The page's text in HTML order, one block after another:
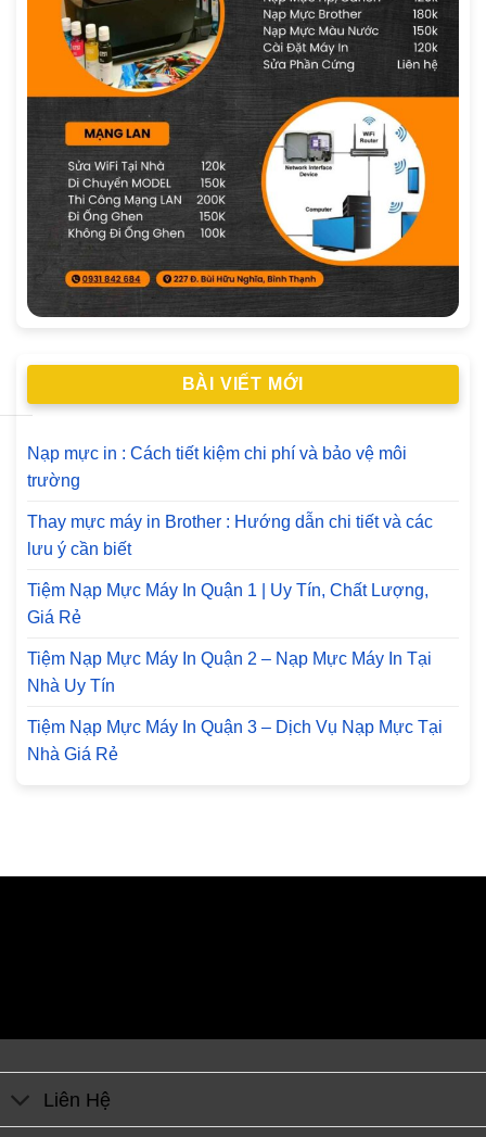
BÀI VIẾT MỚI
Nạp mực in : Cách tiết kiệm chi phí và bảo vệ môi
trường
Thay mực máy in Brother : Hướng dẫn chi tiết và các
lưu ý cần biết
Tiệm Nạp Mực Máy In Quận 1 | Uy Tín, Chất Lượng,
Giá Rẻ
Tiệm Nạp Mực Máy In Quận 2 – Nạp Mực Máy In Tại
Nhà Uy Tín
Tiệm Nạp Mực Máy In Quận 3 – Dịch Vụ Nạp Mực Tại
Nhà Giá Rẻ
Liên Hệ